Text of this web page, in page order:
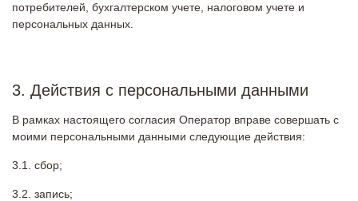
потребителей, бухгалтерском учете, налоговом учете и
персональных данных.
3. Действия с персональными данными
В рамках настоящего согласия Оператор вправе совершать с
моими персональными данными следующие действия:
сбор;
запись;